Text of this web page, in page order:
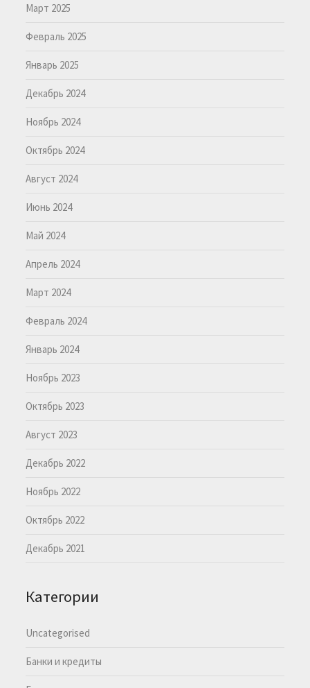
Март 2025
Февраль 2025
Январь 2025
Декабрь 2024
Ноябрь 2024
Октябрь 2024
Август 2024
Июнь 2024
Май 2024
Апрель 2024
Март 2024
Февраль 2024
Январь 2024
Ноябрь 2023
Октябрь 2023
Август 2023
Декабрь 2022
Ноябрь 2022
Октябрь 2022
Декабрь 2021
Категории
Uncategorised
Банки и кредиты